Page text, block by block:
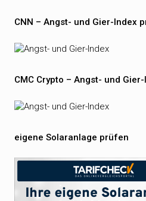
CNN – Angst- und Gier-Index
CMC Crypto – Angst- und
eigene Solaranlage prüfen